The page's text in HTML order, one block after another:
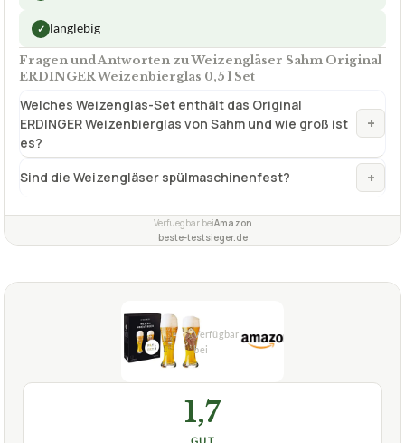
✓ langlebig
Fragen und Antworten zu Weizengläser Sahm Original
ERDINGER Weizenbierglas 0,5 l Set
Welches Weizenglas-Set enthält das Original
ERDINGER Weizenbierglas von Sahm und wie groß ist
es?
+
Sind die Weizengläser spülmaschinenfest? +
Verfuegbar beiAmazon
beste-testsieger.de
1,7
GUT